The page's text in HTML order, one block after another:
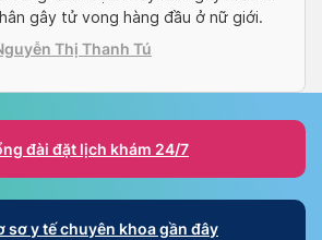
gây tử vong hàng đầu ở nữ giới.
hiện sớm, tỉ lệ chữa khỏi bệnh là rất
[…]
Thị Thanh Tú
đài đặt lịch khám 24/7
sơ y tế chuyên khoa gần đây